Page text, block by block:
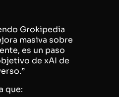
Grokipedia
masiva sobre
es un paso
de xAI de
que: